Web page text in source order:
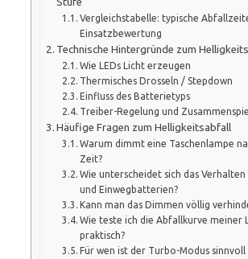
Vergleichstabelle: typische
Einsatzbewertung
Technische Hintergründe zum
Wie LEDs Licht erzeugen
Thermisches Drosseln / Stepdown
Einfluss des Batterietyps
Treiber-Regelung und
Häufige Fragen zum Helligkeitsabfall
Warum dimmt eine Taschenlampe
Zeit?
Wie unterscheidet sich das Verhalten
und Einwegbatterien?
Kann man das Dimmen völlig
Wie teste ich die Abfallkurve meiner
praktisch?
Für wen ist der Turbo-Modus sinnvoll